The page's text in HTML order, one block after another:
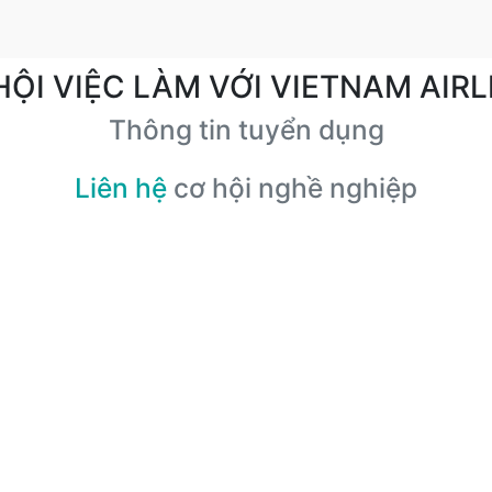
VIỆC LÀM VỚI VIETNAM
Thông tin tuyển dụng
Liên hệ cơ hội nghề nghiệp